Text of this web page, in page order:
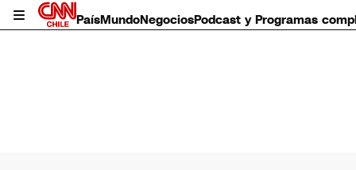
PaísMundoNegociosPodcast y Programas